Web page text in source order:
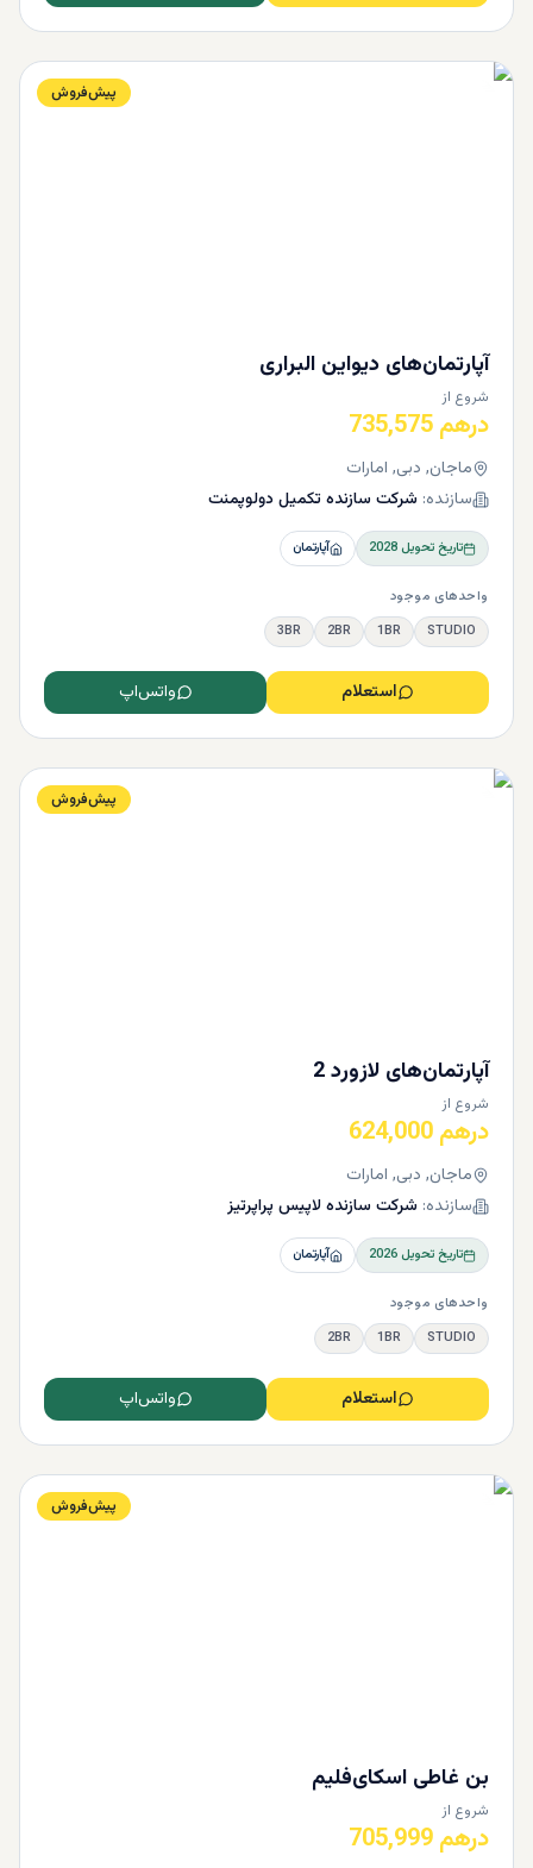
پیش‌فروش
آپارتمان‌های دیواین البراری
شروع از
درهم 735,575
ماجان, دبی, امارات
سازنده: شرکت سازنده تکمیل دولوپمنت
تاریخ تحویل2028 آپارتمان
واحدهای موجود
STUDIO
1BR
2BR
3BR
استعلام واتس‌اپ
پیش‌فروش
آپارتمان‌های لازورد 2
شروع از
درهم 624,000
ماجان, دبی, امارات
سازنده: شرکت سازنده لاپیس پراپرتیز
تاریخ تحویل2026 آپارتمان
واحدهای موجود
STUDIO
1BR
2BR
استعلام واتس‌اپ
پیش‌فروش
بن غاطی اسکای‌فلیم
شروع از
درهم 705,999